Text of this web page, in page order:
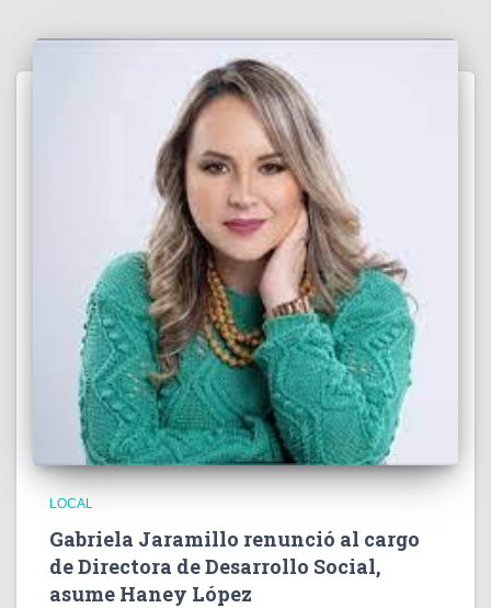
LOCAL
Gabriela Jaramillo renunció al cargo
de Directora de Desarrollo Social,
asume Haney López